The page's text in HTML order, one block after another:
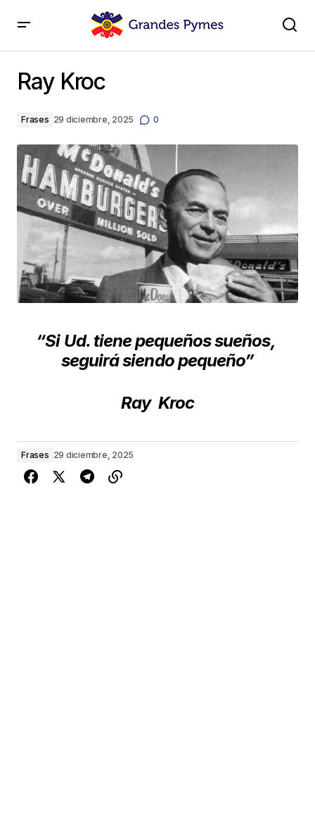
Ray Kroc
Frases 29 diciembre, 2025 0
“Si Ud. tiene pequeños sueños,
seguirá siendo pequeño”
Ray Kroc
Frases 29 diciembre, 2025